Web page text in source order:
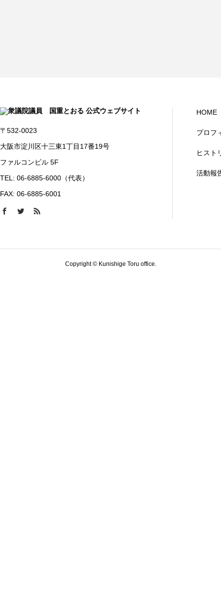
〒532-0023
大阪市淀川区十三東1丁目17番19号
ファルコンビル 5F
TEL: 06-6885-6000（代表）
FAX: 06-6885-6001
HOME
プロフ
ヒスト
活動報
Copyright © Kunishige Toru office.